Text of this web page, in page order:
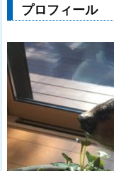
プロフィール